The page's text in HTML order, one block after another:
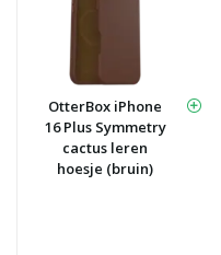
OtterBox iPhone
16 Plus Symmetry
cactus leren
hoesje (bruin)